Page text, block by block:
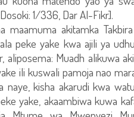
1/336, Dar Al-Fikr].
maamuma akitamka
peke yake kwa ajili ya
Muadh alikuwa
ili kuswali pamoja nao
naye, kisha akarudi kwa
yake, akaambiwa kuwa